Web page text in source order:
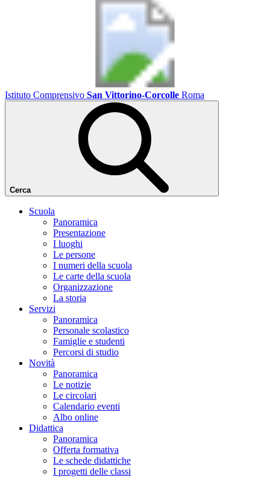
Istituto Comprensivo San Vittorino-Corcolle Roma
Cerca
Scuola
Panoramica
Presentazione
I luoghi
Le persone
I numeri della scuola
Le carte della scuola
Organizzazione
La storia
Servizi
Panoramica
Personale scolastico
Famiglie e studenti
Percorsi di studio
Novità
Panoramica
Le notizie
Le circolari
Calendario eventi
Albo online
Didattica
Panoramica
Offerta formativa
Le schede didattiche
I progetti delle classi